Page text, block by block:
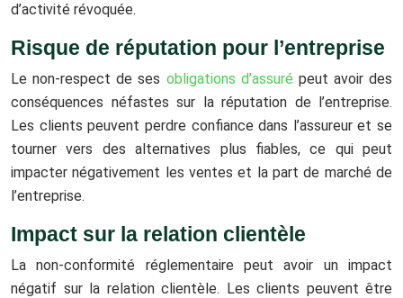
d’activité révoquée.
Risque de réputation pour l’entreprise
Le non-respect de ses obligations d’assuré peut avoir des
conséquences néfastes sur la réputation de l’entreprise.
Les clients peuvent perdre confiance dans l’assureur et se
tourner vers des alternatives plus fiables, ce qui peut
impacter négativement les ventes et la part de marché de
l’entreprise.
Impact sur la relation clientèle
La non-conformité réglementaire peut avoir un impact
négatif sur la relation clientèle. Les clients peuvent être